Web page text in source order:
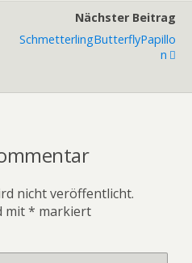
Nächster Beitrag
SchmetterlingButterflyPapillo
N
nicht veröffentlicht.
mit* markiert